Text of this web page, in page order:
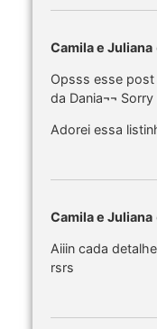
Camila e Juliana
Opsss esse
da Dania¬¬ Sorry
Adorei essa
Camila e Juliana
Aiiin cada
rsrs